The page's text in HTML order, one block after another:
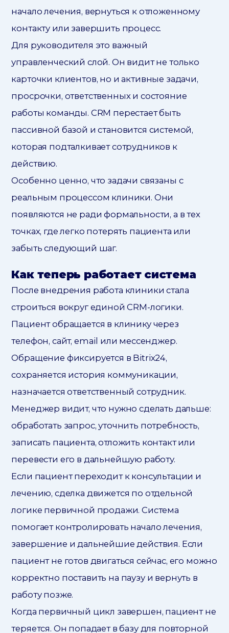
начало лечения, вернуться к отложенному
контакту или завершить процесс.
Для руководителя это важный
управленческий слой. Он видит не только
карточки клиентов, но и активные задачи,
просрочки, ответственных и состояние
работы команды. CRM перестает быть
пассивной базой и становится системой,
которая подталкивает сотрудников к
действию.
Особенно ценно, что задачи связаны с
реальным процессом клиники. Они
появляются не ради формальности, а в тех
точках, где легко потерять пациента или
забыть следующий шаг.
Как теперь работает система
После внедрения работа клиники стала
строиться вокруг единой CRM-логики.
Пациент обращается в клинику через
телефон, сайт, email или мессенджер.
Обращение фиксируется в Bitrix24,
сохраняется история коммуникации,
назначается ответственный сотрудник.
Менеджер видит, что нужно сделать дальше:
обработать запрос, уточнить потребность,
записать пациента, отложить контакт или
перевести его в дальнейшую работу.
Если пациент переходит к консультации и
лечению, сделка движется по отдельной
логике первичной продажи. Система
помогает контролировать начало лечения,
завершение и дальнейшие действия. Если
пациент не готов двигаться сейчас, его можно
корректно поставить на паузу и вернуть в
работу позже.
Когда первичный цикл завершен, пациент не
теряется. Он попадает в базу для повторной